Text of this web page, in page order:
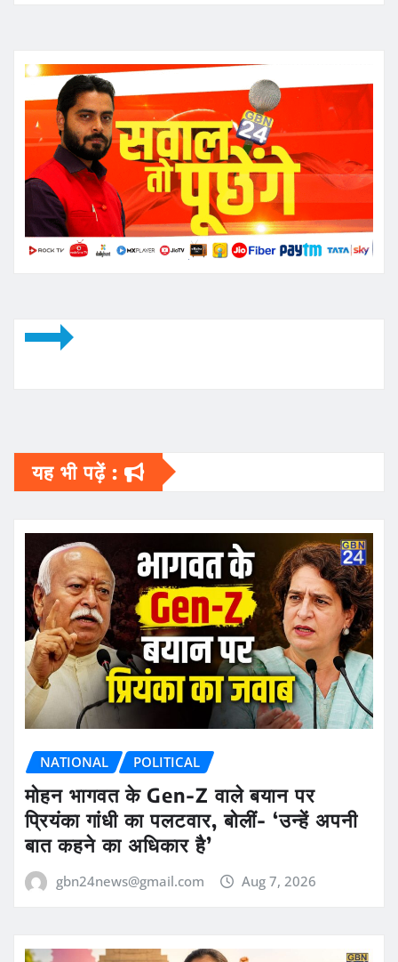
यह भी पढ़ें :
NATIONAL POLITICAL
मोहन भागवत के Gen-Z वाले बयान पर
प्रियंका गांधी का पलटवार, बोलीं- ‘उन्हें अपनी
बात कहने का अधिकार है’
gbn24news@gmail.com Aug 7, 2026